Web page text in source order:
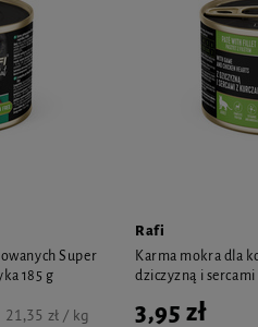
Super
185 g
21,35 zł / kg
Rafi
Karma mokra dla
dziczyzną i sercami
3,95 zł